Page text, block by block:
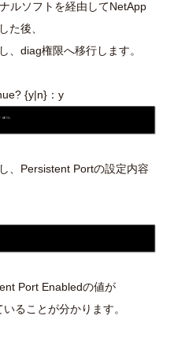
ルソフトを経由してNetApp
た後、
、diag権限へ移行します。
{y|n}：y
、Persistent Portの設定内容
Port Enabledの値が
ることが分かります。